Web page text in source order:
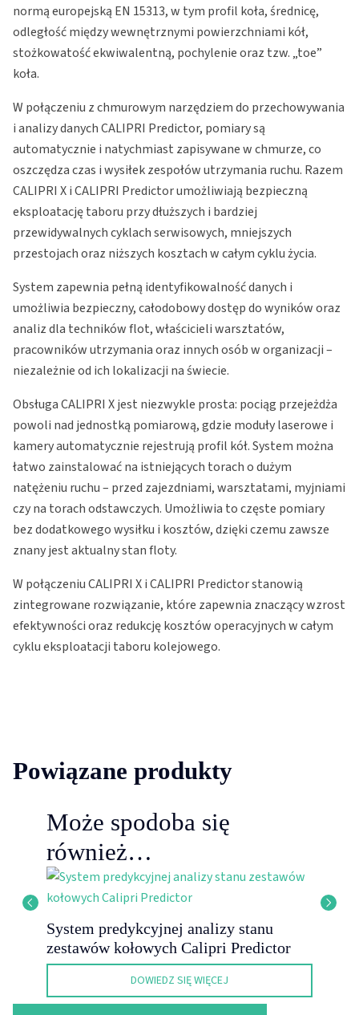
normą europejską EN 15313, w tym profil koła, średnicę,
odległość między wewnętrznymi powierzchniami kół,
stożkowatość ekwiwalentną, pochylenie oraz tzw. „toe”
koła.
W połączeniu z chmurowym narzędziem do przechowywania
i analizy danych CALIPRI Predictor, pomiary są
automatycznie i natychmiast zapisywane w chmurze, co
oszczędza czas i wysiłek zespołów utrzymania ruchu. Razem
CALIPRI X i CALIPRI Predictor umożliwiają bezpieczną
eksploatację taboru przy dłuższych i bardziej
przewidywalnych cyklach serwisowych, mniejszych
przestojach oraz niższych kosztach w całym cyklu życia.
System zapewnia pełną identyfikowalność danych i
umożliwia bezpieczny, całodobowy dostęp do wyników oraz
analiz dla techników flot, właścicieli warsztatów,
pracowników utrzymania oraz innych osób w organizacji –
niezależnie od ich lokalizacji na świecie.
Obsługa CALIPRI X jest niezwykle prosta: pociąg przejeżdża
powoli nad jednostką pomiarową, gdzie moduły laserowe i
kamery automatycznie rejestrują profil kół. System można
łatwo zainstalować na istniejących torach o dużym
natężeniu ruchu – przed zajezdniami, warsztatami, myjniami
czy na torach odstawczych. Umożliwia to częste pomiary
bez dodatkowego wysiłku i kosztów, dzięki czemu zawsze
znany jest aktualny stan floty.
W połączeniu CALIPRI X i CALIPRI Predictor stanowią
zintegrowane rozwiązanie, które zapewnia znaczący wzrost
efektywności oraz redukcję kosztów operacyjnych w całym
cyklu eksploatacji taboru kolejowego.
Powiązane produkty
Może spodoba się
również…
System predykcyjnej analizy stanu
zestawów kołowych Calipri Predictor
DOWIEDZ SIĘ WIĘCEJ